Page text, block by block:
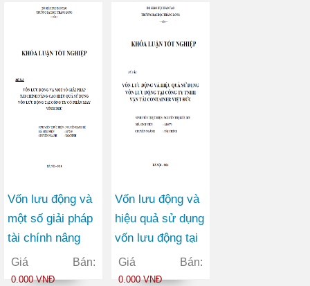
Vốn lưu động và
một số giải pháp
tài chính nâng
cao hiệu quả sử
dụng vốn lưu
Giá Bán:
0.000 VNĐ
Vốn lưu động và
hiệu quả sử dụng
vốn lưu động tại
công ty TNHH
vận tải container
Giá Bán:
0.000 VNĐ